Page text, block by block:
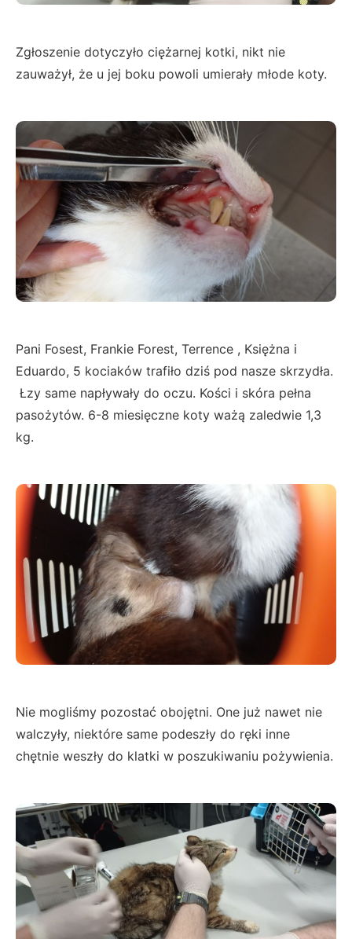
Zgłoszenie dotyczyło ciężarnej kotki, nikt nie
zauważył, że u jej boku powoli umierały młode koty.
Pani Fosest, Frankie Forest, Terrence , Księżna i
Eduardo, 5 kociaków trafiło dziś pod nasze skrzydła.
Łzy same napływały do oczu. Kości i skóra pełna
pasożytów. 6-8 miesięczne koty ważą zaledwie 1,3
kg.
Nie mogliśmy pozostać obojętni. One już nawet nie
walczyły, niektóre same podeszły do ręki inne
chętnie weszły do klatki w poszukiwaniu pożywienia.